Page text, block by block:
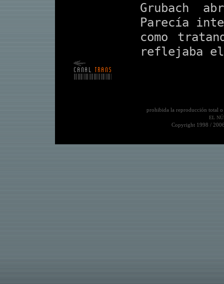
Grubach
Parecía
como
reflejaba
prohibida la reproducción total
EL
Copyright 1998 /